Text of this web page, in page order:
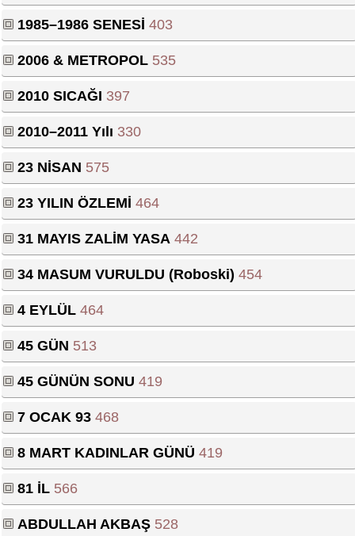
1985–1986 SENESİ 403
2006 & METROPOL 535
2010 SICAĞI 397
2010–2011 Yılı 330
23 NİSAN 575
23 YILIN ÖZLEMİ 464
31 MAYIS ZALİM YASA 442
34 MASUM VURULDU (Roboski) 454
4 EYLÜL 464
45 GÜN 513
45 GÜNÜN SONU 419
7 OCAK 93 468
8 MART KADINLAR GÜNÜ 419
81 İL 566
ABDULLAH AKBAŞ 528